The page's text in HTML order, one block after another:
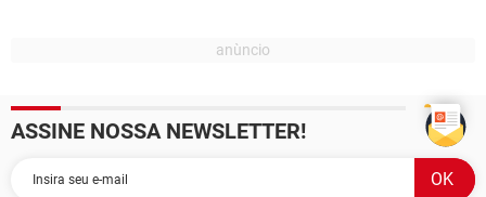
ASSINE NOSSA NEWSLETTER!